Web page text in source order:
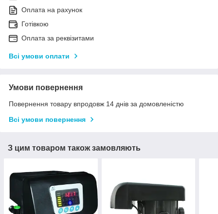
Оплата на рахунок
Готівкою
Оплата за реквізитами
Всі умови оплати
Умови повернення
Повернення товару впродовж 14 днів за домовленістю
Всі умови повернення
З цим товаром також замовляють